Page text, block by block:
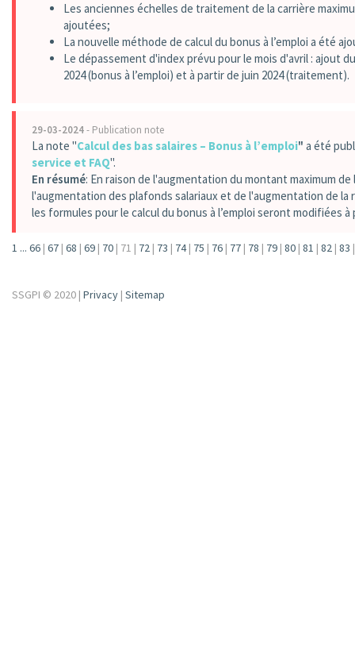
Les anciennes échelles de traitement de la carrière
ajoutées;
La nouvelle méthode de calcul du bonus à l’emploi a été
Le dépassement d'index prévu pour le mois d'avril : ajout
2024 (bonus à l’emploi) et à partir de juin 2024 (traitement).
29-03-2024- Publication note
La note "Calcul des bas salaires – Bonus à l’emploi" a été
service et FAQ".
En résumé: En raison de l'augmentation du montant maximum
l'augmentation des plafonds salariaux et de l'augmentation de
les formules pour le calcul du bonus à l’emploi seront modifiées à
1 ... 66 | 67 | 68 | 69 | 70 | 71 | 72 | 73 | 74 | 75 | 76 | 77 | 78 | 79 | 80 | 81 | 82 | 83 |
SSGPI © 2020 | Privacy | Sitemap